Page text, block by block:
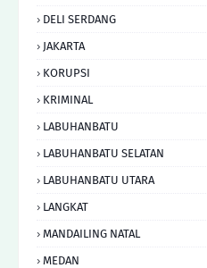
DELI SERDANG
JAKARTA
KORUPSI
KRIMINAL
LABUHANBATU
LABUHANBATU SELATAN
LABUHANBATU UTARA
LANGKAT
MANDAILING NATAL
MEDAN